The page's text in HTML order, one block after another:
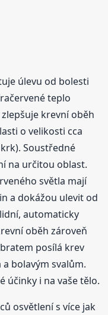
úlevu od bolesti
teplo
krevní oběh
o velikosti cca
Soustředné
na určitou oblast.
světla mají
a dokážou ulevit od
automaticky
oběh zároveň
posílá krev
bolavým svalům.
účinky i na vaše tělo.
osvětlení s více jak